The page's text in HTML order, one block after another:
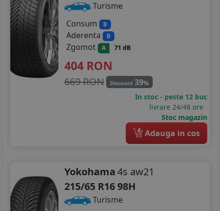
Turisme
Consum
B
Aderenta B
Zgomot A 71 dB
404 RON
669 RON Discount 39%
In stoc - peste 12 buc
livrare 24/48 ore
Stoc magazin
4 Adauga in cos
Yokohama4s aw21
215/65 R16 98H
Turisme